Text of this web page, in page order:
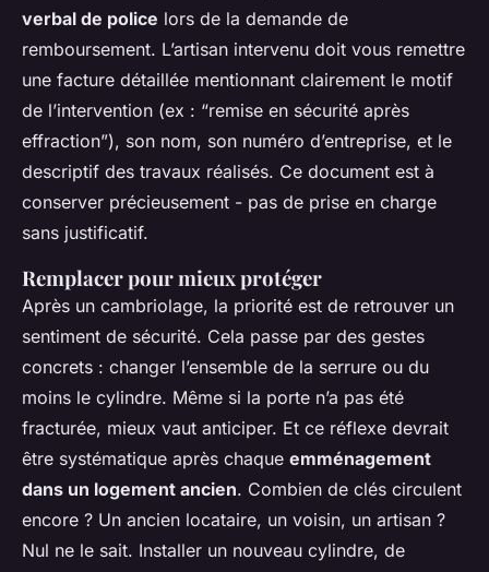
verbal de police lors de la demande de
remboursement. L’artisan intervenu doit vous remettre
une facture détaillée mentionnant clairement le motif
de l’intervention (ex : “remise en sécurité après
effraction”), son nom, son numéro d’entreprise, et le
descriptif des travaux réalisés. Ce document est à
conserver précieusement - pas de prise en charge
sans justificatif.
Remplacer pour mieux protéger
Après un cambriolage, la priorité est de retrouver un
sentiment de sécurité. Cela passe par des gestes
concrets : changer l’ensemble de la serrure ou du
moins le cylindre. Même si la porte n’a pas été
fracturée, mieux vaut anticiper. Et ce réflexe devrait
être systématique après chaque emménagement
dans un logement ancien. Combien de clés circulent
encore ? Un ancien locataire, un voisin, un artisan ?
Nul ne le sait. Installer un nouveau cylindre, de